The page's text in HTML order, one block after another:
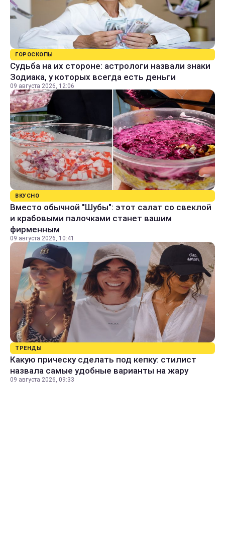
ГОРОСКОПЫ
Судьба на их стороне: астрологи назвали знаки
Зодиака, у которых всегда есть деньги
09 августа 2026, 12:06
ВКУСНО
Вместо обычной "Шубы": этот салат со свеклой
и крабовыми палочками станет вашим
фирменным
09 августа 2026, 10:41
ТРЕНДЫ
Какую прическу сделать под кепку: стилист
назвала самые удобные варианты на жару
09 августа 2026, 09:33